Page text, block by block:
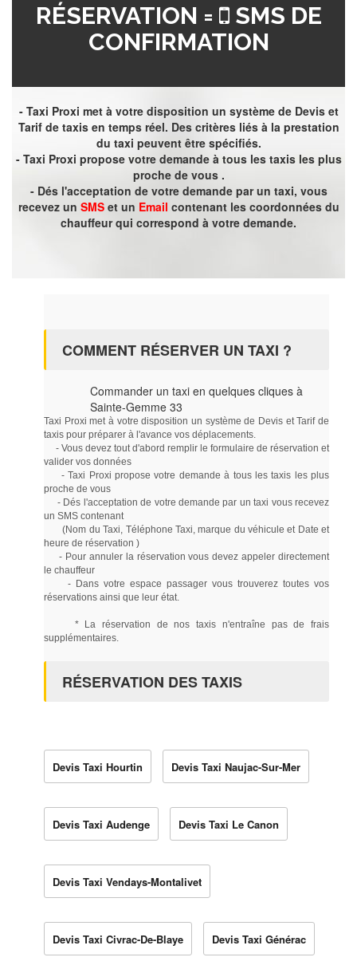
RÉSERVATION =
SMS DE
CONFIRMATION
- Taxi Proxi met à votre disposition un système de Devis et
Tarif de taxis en temps réel. Des critères liés à la prestation
du taxi peuvent être spécifiés.
- Taxi Proxi propose votre demande à tous les taxis les plus
proche de vous .
- Dés l'acceptation de votre demande par un taxi, vous
recevez un SMSet un Email contenant les coordonnées du
chauffeur qui correspond à votre demande.
COMMENT RÉSERVER UN TAXI ?
Commander un taxi en quelques cliques à
Sainte-Gemme 33
Taxi Proxi met à votre disposition un système de Devis et Tarif de
taxis pour préparer à l'avance vos déplacements.
- Vous devez tout d'abord remplir le formulaire de réservation et
valider vos données
- Taxi Proxi propose votre demande à tous les taxis les plus
proche de vous
- Dés l'acceptation de votre demande par un taxi vous recevez
un SMS contenant
(Nom du Taxi, Téléphone Taxi, marque du véhicule et Date et
heure de réservation )
- Pour annuler la réservation vous devez appeler directement
le chauffeur
- Dans votre espace passager vous trouverez toutes vos
réservations ainsi que leur état.
* La réservation de nos taxis n'entraîne pas de frais
supplémentaires.
RÉSERVATION DES TAXIS
Devis Taxi Hourtin Devis Taxi Naujac-Sur-Mer
Devis Taxi Audenge Devis Taxi Le Canon
Devis Taxi Vendays-Montalivet
Devis Taxi Civrac-De-Blaye Devis Taxi Générac